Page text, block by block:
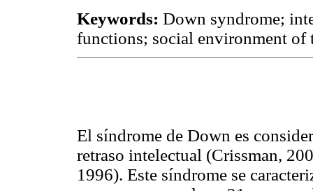
Keywords: Down syndrome;
functions; social environment of
El síndrome de Down es
retraso intelectual (Crissman,
1996). Este síndrome se